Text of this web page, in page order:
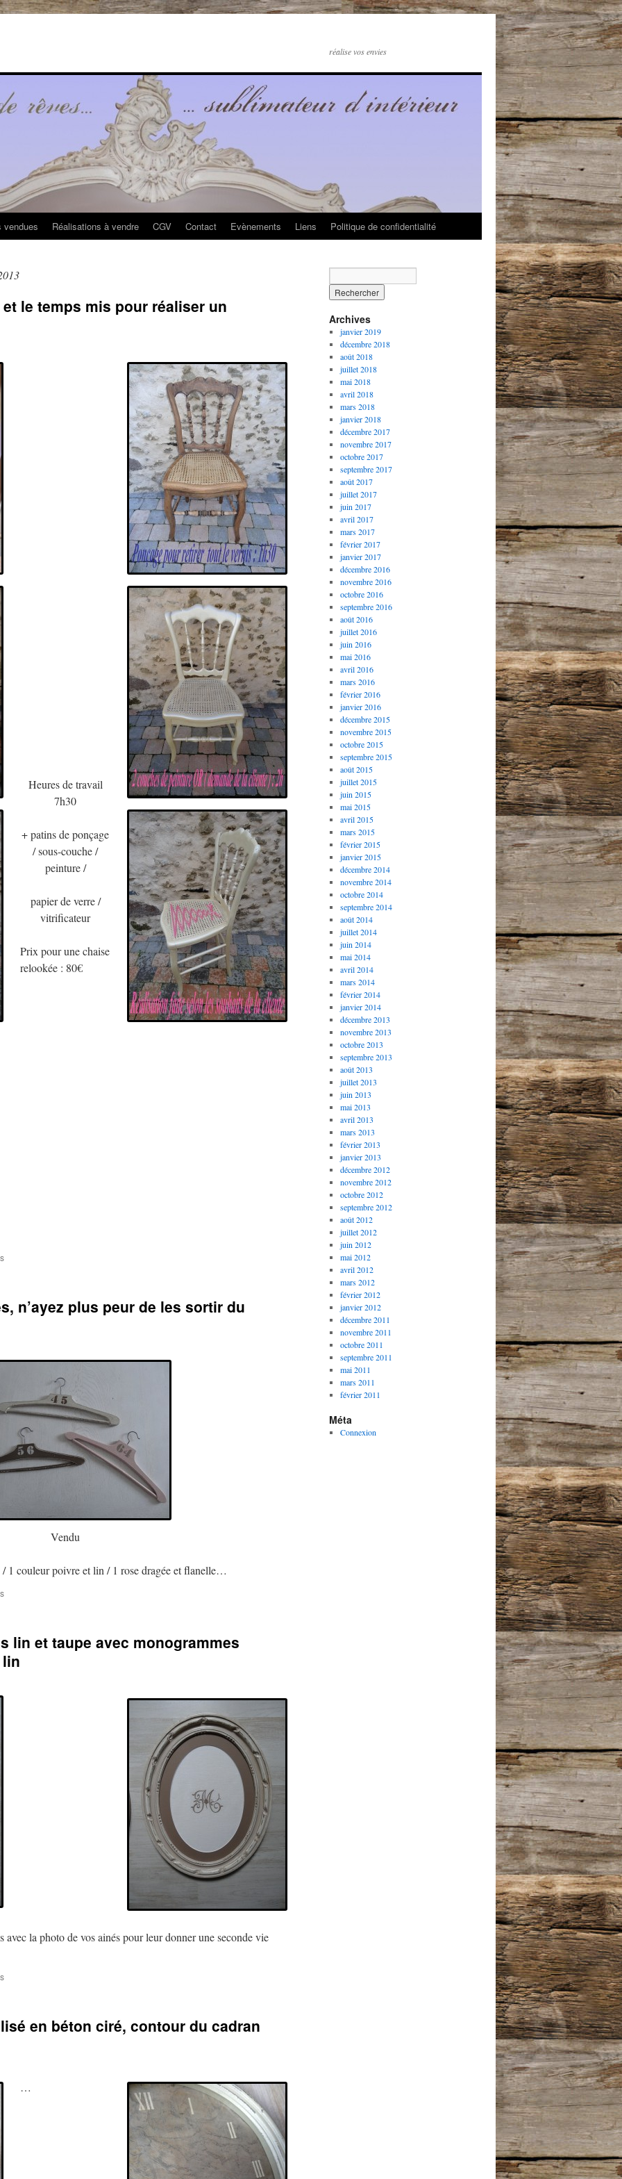
réalise vos envies
vendues Réalisations à vendre CGV Contact Evènements Liens Politique de confidentialité
le temps mis pour réaliser un
Heures de travail
7h30
+ patins de ponçage
/ sous-couche /
peinture /
papier de verre /
vitrificateur
Prix pour une chaise
relookée : 80€
sur
et
de
chaise
n’ayez plus peur de les sortir du
Vendu
1 couleur poivre et lin / 1 rose dragée et flanelle…
sur
n’ayez
plus
peur
lin et taupe avec monogrammes
avec la photo de vos ainés pour leur donner une seconde vie
sur
lin
brodés
en béton ciré, contour du cadran
…
Archives
janvier 2019
décembre 2018
août 2018
juillet 2018
mai 2018
avril 2018
mars 2018
janvier 2018
décembre 2017
novembre 2017
octobre 2017
septembre 2017
août 2017
juillet 2017
juin 2017
avril 2017
mars 2017
février 2017
janvier 2017
décembre 2016
novembre 2016
octobre 2016
septembre 2016
août 2016
juillet 2016
juin 2016
mai 2016
avril 2016
mars 2016
février 2016
janvier 2016
décembre 2015
novembre 2015
octobre 2015
septembre 2015
août 2015
juillet 2015
juin 2015
mai 2015
avril 2015
mars 2015
février 2015
janvier 2015
décembre 2014
novembre 2014
octobre 2014
septembre 2014
août 2014
juillet 2014
juin 2014
mai 2014
avril 2014
mars 2014
février 2014
janvier 2014
décembre 2013
novembre 2013
octobre 2013
septembre 2013
août 2013
juillet 2013
juin 2013
mai 2013
avril 2013
mars 2013
février 2013
janvier 2013
décembre 2012
novembre 2012
octobre 2012
septembre 2012
août 2012
juillet 2012
juin 2012
mai 2012
avril 2012
mars 2012
février 2012
janvier 2012
décembre 2011
novembre 2011
octobre 2011
septembre 2011
mai 2011
mars 2011
février 2011
Méta
Connexion